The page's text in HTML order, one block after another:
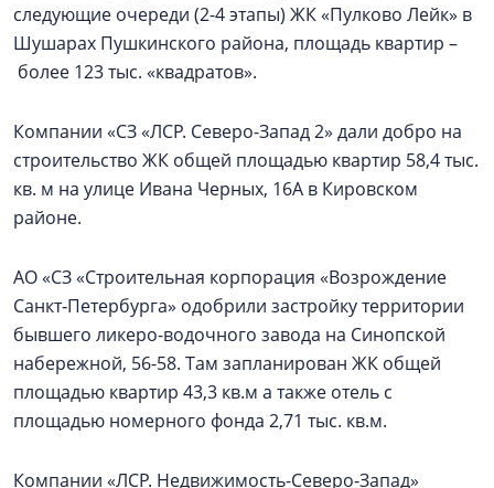
следующие очереди (2-4 этапы) ЖК «Пулково Лейк» в
Шушарах Пушкинского района, площадь квартир –
более 123 тыс. «квадратов».
Компании «СЗ «ЛСР. Северо-Запад 2» дали добро на
строительство ЖК общей площадью квартир 58,4 тыс.
кв. м на улице Ивана Черных, 16А в Кировском
районе.
АО «СЗ «Строительная корпорация «Возрождение
Санкт‑Петербурга» одобрили застройку территории
бывшего ликеро-водочного завода на Синопской
набережной, 56-58. Там запланирован ЖК общей
площадью квартир 43,3 кв.м а также отель с
площадью номерного фонда 2,71 тыс. кв.м.
Компании «ЛСР. Недвижимость-Северо-Запад»